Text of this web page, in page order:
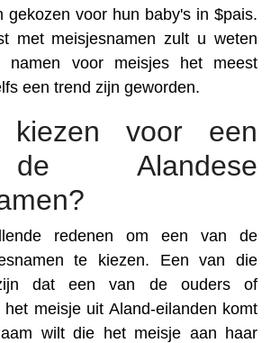
gekozen voor hun baby's in $pais.
met meisjesnamen zult u weten
namen voor meisjes het meest
een trend zijn geworden.
kiezen voor een
Alandese
redenen om een van de
te kiezen. Een van die
dat een van de ouders of
meisje uit Aland-eilanden komt
wilt die het meisje aan haar